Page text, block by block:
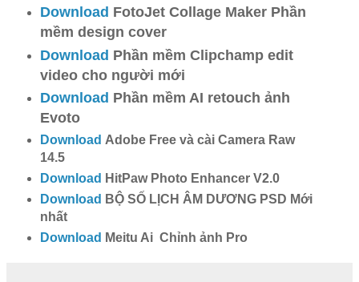
Download FotoJet Collage Maker Phần
mềm design cover
Download Phần mềm Clipchamp edit
video cho người mới
Download Phần mềm AI retouch ảnh
Evoto
Download Adobe Free và cài Camera Raw
14.5
Download HitPaw Photo Enhancer V2.0
Download BỘ SỐ LỊCH ÂM DƯƠNG PSD Mới
nhất
Download Meitu Ai Chỉnh ảnh Pro